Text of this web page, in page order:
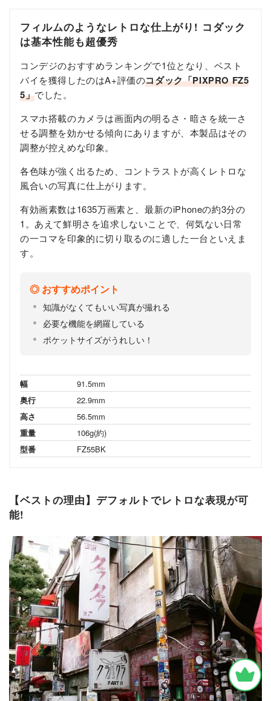
フィルムのようなレトロな仕上がり! コダック
は基本性能も超優秀
コンデジのおすすめランキングで1位となり、ベスト
バイを獲得したのはA+評価のコダック「PIXPRO FZ5
5」でした。
スマホ搭載のカメラは画面内の明るさ・暗さを統一さ
せる調整を効かせる傾向にありますが、本製品はその
調整が控えめな印象。
各色味が強く出るため、コントラストが高くレトロな
風合いの写真に仕上がります。
有効画素数は1635万画素と、最新のiPhoneの約3分の
1。あえて鮮明さを追求しないことで、何気ない日常
の一コマを印象的に切り取るのに適した一台といえま
す。
おすすめポイント
知識がなくてもいい写真が撮れる
必要な機能を網羅している
ポケットサイズがうれしい！
幅
91.5mm
奥行
22.9mm
高さ
56.5mm
重量
106g(約)
型番
FZ55BK
【ベストの理由】デフォルトでレトロな表現が可
能!